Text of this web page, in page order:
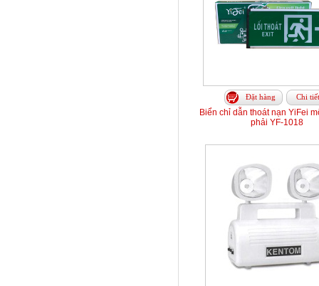
Đặt hàng Chi tiết
Biển chỉ dẫn thoát nạn YiFei
phải YF-1018